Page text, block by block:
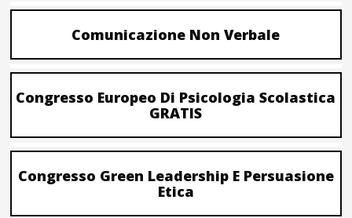
Comunicazione Non Verbale
Congresso Europeo Di Psicologia Scolastica
GRATIS
Congresso Green Leadership E Persuasione
Etica